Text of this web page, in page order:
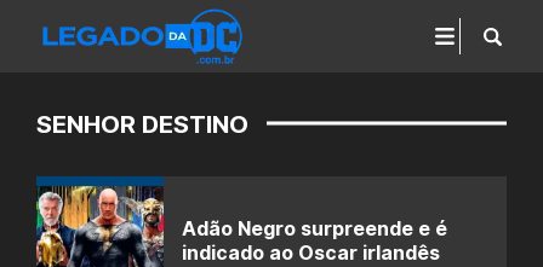
SENHOR DESTINO
Adão Negro surpreende e é
indicado ao Oscar irlandês